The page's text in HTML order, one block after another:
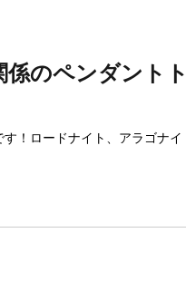
係のペンダント
！ロードナイト、アラゴナ